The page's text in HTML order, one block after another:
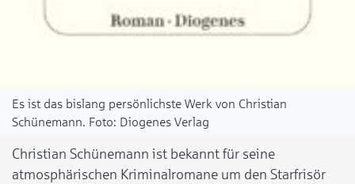
Es ist das bislang persönlichste Werk von Christian
Schünemann.
Diogenes Verlag
Christian Schünemann ist bekannt für seine
atmosphärischen Kriminalromane um den Starfrisör